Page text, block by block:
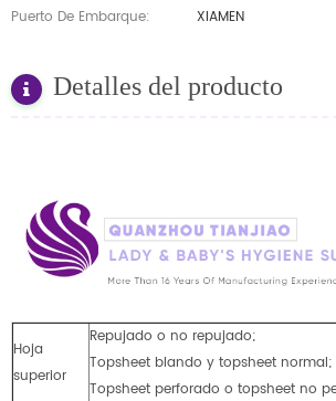
Puerto De Embarque:
XIAMEN
Detalles del producto
Hoja
superior
Repujado o no repujado;
Topsheet blando y topsheet normal;
Topsheet perforado o topsheet no